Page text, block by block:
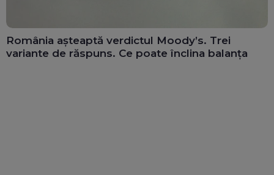
România așteaptă verdictul Moody’s. Trei
variante de răspuns. Ce poate înclina balanța